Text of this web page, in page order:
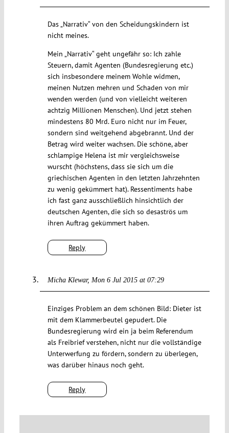
Reply
Das „Narrativ“ von den Scheidungskindern ist
nicht meines.
Mein „Narrativ“ geht ungefähr so: Ich zahle
Steuern, damit Agenten (Bundesregierung etc.)
sich insbesondere meinem Wohle widmen,
meinen Nutzen mehren und Schaden von mir
wenden werden (und von vielleicht weiteren
achtzig Millionen Menschen). Und jetzt stehen
mindestens 80 Mrd. Euro nicht nur im Feuer,
sondern sind weitgehend abgebrannt. Und der
Betrag wird weiter wachsen. Die schöne, aber
schlampige Helena ist mir vergleichsweise
wurscht (höchstens, dass sie sich um die
griechischen Agenten in den letzten Jahrzehnten
zu wenig gekümmert hat). Ressentiments habe
ich fast ganz ausschließlich hinsichtlich der
deutschen Agenten, die sich so desaströs um
ihren Auftrag gekümmert haben.
Micha Klewar Mon 6 Jul 2015 at 07:29
Reply
Einziges Problem an dem schönen Bild: Dieter ist
mit dem Klammerbeutel gepudert. Die
Bundesregierung wird ein ja beim Referendum
als Freibrief verstehen, nicht nur die vollständige
Unterwerfung zu fördern, sondern zu überlegen,
was darüber hinaus noch geht.